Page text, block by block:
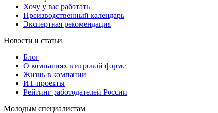
Хочу у вас работать
Производственный календарь
Экспертная рекомендация
Новости и статьи
Блог
О компаниях в игровой форме
Жизнь в компании
ИТ-проекты
Рейтинг работодателей России
Молодым специалистам